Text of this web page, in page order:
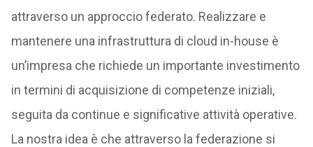
attraverso un approccio federato. Realizzare e
mantenere una infrastruttura di cloud in-house è
un’impresa che richiede un importante investimento
in termini di acquisizione di competenze iniziali,
seguita da continue e significative attività operative.
La nostra idea è che attraverso la federazione si